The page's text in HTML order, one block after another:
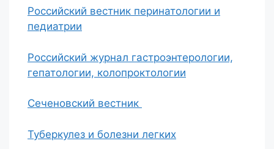
Российский вестник перинатологии и
педиатрии
Российский журнал гастроэнтерологии,
гепатологии, колопроктологии
Сеченовский вестник
Туберкулез и болезни легких